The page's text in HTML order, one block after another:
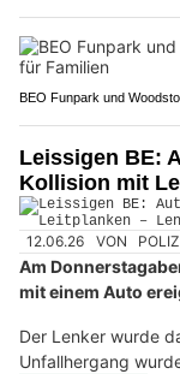
BEO Funpark und
Leissigen BE:
Kollision mit
12.06.26 VON
Am
mit einem Auto
Der Lenker wurde
Unfallhergang